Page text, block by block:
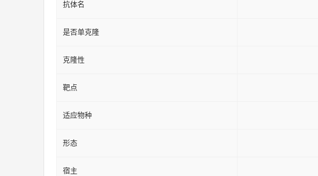
抗体名
是否单克隆
克隆性
靶点
适应物种
形态
宿主